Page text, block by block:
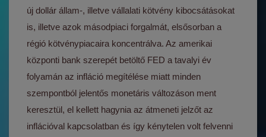
új dollár állam-, illetve vállalati kötvény kibocsátásokat
is, illetve azok másodpiaci forgalmát, elsősorban a
régió kötvénypiacaira koncentrálva. Az amerikai
központi bank szerepét betöltő FED a tavalyi év
folyamán az infláció megítélése miatt minden
szempontból jelentős monetáris változáson ment
keresztül, el kellett hagynia az átmeneti jelzőt az
inflációval kapcsolatban és így kénytelen volt felvenni